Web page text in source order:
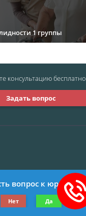
1 группы
защищены.
Задать вопрос
консультациюбесплатно
вопрос к юристу?
Нет Да